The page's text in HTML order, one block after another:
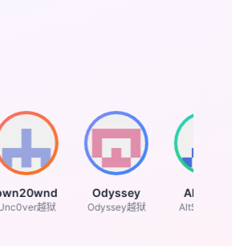
越狱
Odyssey
Odyssey越狱
AltStore
AltStore团队